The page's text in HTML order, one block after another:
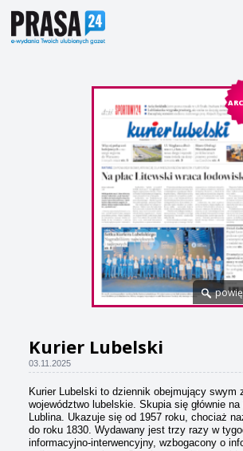
Kurier Lubelski
03.11.2025
Kurier Lubelski to dziennik obejmujący swym
województwo lubelskie. Skupia się głównie
Lublina. Ukazuje się od 1957 roku, chociaż
do roku 1830. Wydawany jest trzy razy w
informacyjno-interwencyjny, wzbogacony o